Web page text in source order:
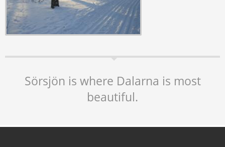
Sörsjön is where Dalarna is most
beautiful.